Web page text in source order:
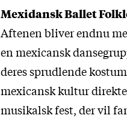
Mexidansk Ballet
Aftenen bliver endnu
en mexicansk
deres sprudlende
mexicansk kultur
musikalsk fest, der vil